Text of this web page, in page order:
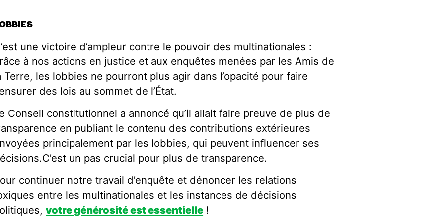
une victoire d’ampleur contre le pouvoir des multinationales :
à nos actions en justice et aux enquêtes menées par les Amis de
Terre, les lobbies ne pourront plus agir dans l’opacité pour faire
des lois au sommet de l’État.
Conseil constitutionnel a annoncé qu’il allait faire preuve de plus de
en publiant le contenu des contributions extérieures
principalement par les lobbies, qui peuvent influencer ses
un pas crucial pour plus de transparence.
continuer notre travail d’enquête et dénoncer les relations
entre les multinationales et les instances de décisions
votre générosité est essentielle !